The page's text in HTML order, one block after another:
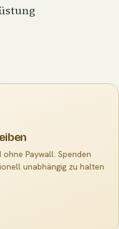
Paywall. Spenden
unabhängig zu halten